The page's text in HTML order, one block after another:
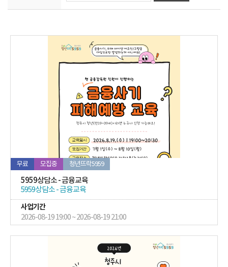
무료 모집중 청년뜨락5959
5959상담소 - 금융교육
5959상담소 - 금융교육
사업기간
2026-08-19 19:00 ~ 2026-08-19 21:00